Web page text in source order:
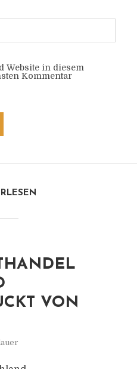
Website in diesem
Kommentar
VON